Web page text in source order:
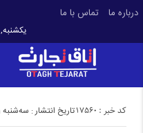
درباره ما تماس با ما
یکشنبه, ۱۸ مرداد , ۱۴۰۵
تاریخ انتشار : سه‌شنبه 21 نوامبر 2023 - 3:52 کد خبر : 17560